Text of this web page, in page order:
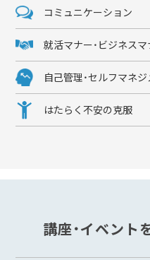
コミュニケーション
就活マナー・ビジネスマ
自己管理・セルフマネ
はたらく不安の克服
講座・イベント